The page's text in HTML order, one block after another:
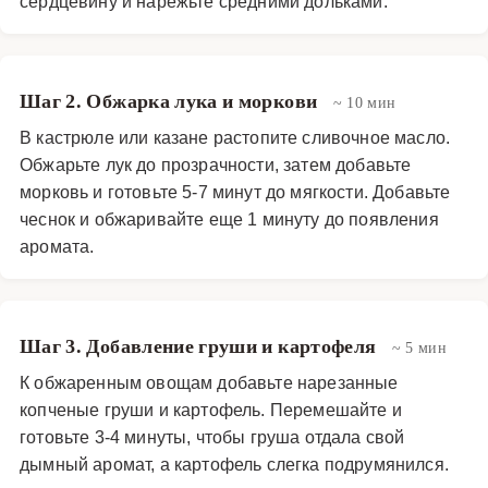
корнями в прошлое: originally это была пища
путешественников и военных due to its питательности и
простоты приготовления в полевых условиях.
Современная интерпретация с копченой грушей
демонстрирует эволюцию кулинарии и openness к
экспериментам. Приготовление этого блюда не требует
Рекомендуется использовать seasonal ingredients для
максимальной свежести и пользы. Данный рецепт
также может быть адаптирован для вегетарианцев или
веганов путем замены животного бульона на овощной.
Вкус копченой груши можно усилить, добавив немного
Шаг 2. Обжарка лука и моркови ~ 10 мин
В кастрюле или казане растопите сливочное масло.
Обжарьте лук до прозрачности, затем добавьте
морковь и готовьте 5-7 минут до мягкости. Добавьте
чеснок и обжаривайте еще 1 минуту до появления
аромата.
Шаг 3. Добавление груши и картофеля ~ 5 мин
К обжаренным овощам добавьте нарезанные
копченые груши и картофель. Перемешайте и
готовьте 3-4 минуты, чтобы груша отдала свой
дымный аромат, а картофель слегка подрумянился.